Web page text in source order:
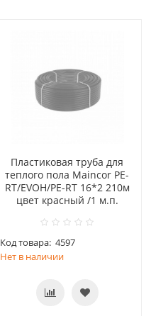
Пластиковая труба для
теплого пола Maincor PE-
RT/EVOH/PE-RT 16*2 210м
цвет красный /1 м.п.
Код товара: 4597
Нет в наличии